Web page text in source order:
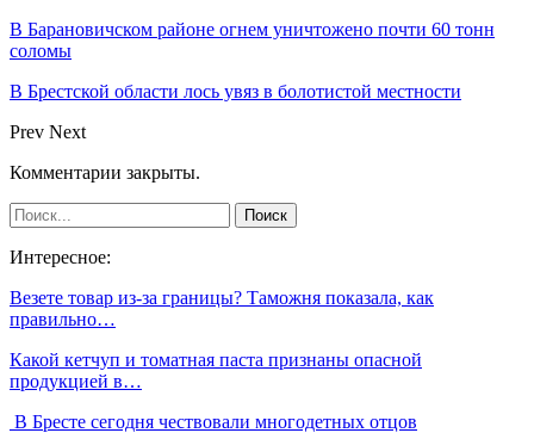
В Барановичском районе огнем уничтожено почти 60 тонн
соломы
В Брестской области лось увяз в болотистой местности
Prev Next
Комментарии закрыты.
Интересное:
Везете товар из-за границы? Таможня показала, как
правильно…
Какой кетчуп и томатная паста признаны опасной
продукцией в…
В Бресте сегодня чествовали многодетных отцов